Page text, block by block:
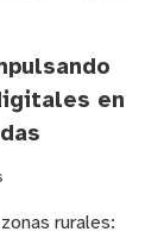
en
rurales: